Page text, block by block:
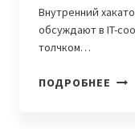
Внутренний
обсуждают в IT-
толчком…
ПОДРОБНЕЕ КАК